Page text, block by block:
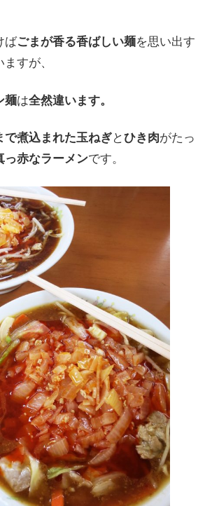
ばごまが香る香ばしい麺を思い出す
ますが、
麺は全然違います。
で煮込まれた玉ねぎとひき肉がたっ
っ赤なラーメンです。